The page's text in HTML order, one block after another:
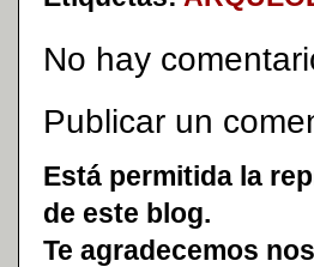
No hay
Publicar un
Está permitida la
de este blog.
Te agradecemos